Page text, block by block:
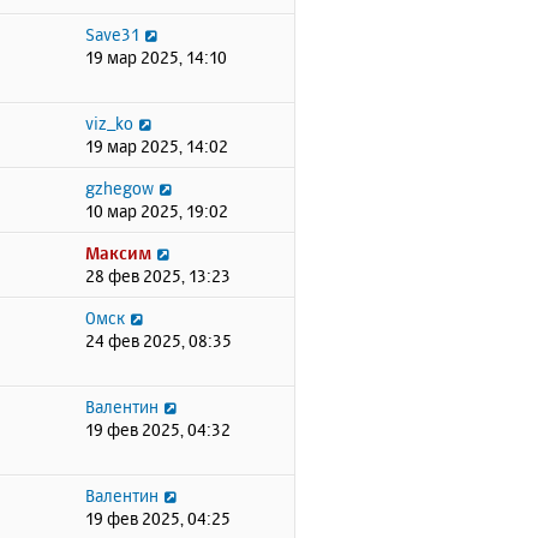
Save31
19 мар 2025, 14:10
viz_ko
19 мар 2025, 14:02
gzhegow
10 мар 2025, 19:02
Максим
28 фев 2025, 13:23
Омск
24 фев 2025, 08:35
Валентин
19 фев 2025, 04:32
Валентин
19 фев 2025, 04:25